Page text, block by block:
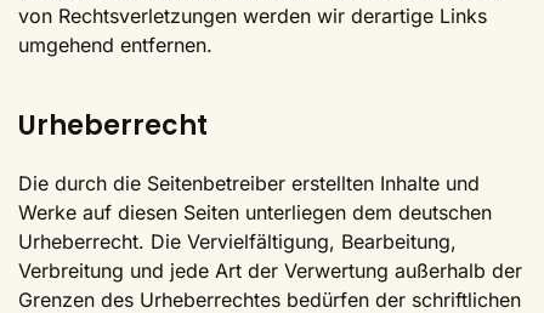
von Rechtsverletzungen werden wir derartige Links
umgehend entfernen.
Urheberrecht
Die durch die Seitenbetreiber erstellten Inhalte und
Werke auf diesen Seiten unterliegen dem deutschen
Urheberrecht. Die Vervielfältigung, Bearbeitung,
Verbreitung und jede Art der Verwertung außerhalb der
Grenzen des Urheberrechtes bedürfen der schriftlichen